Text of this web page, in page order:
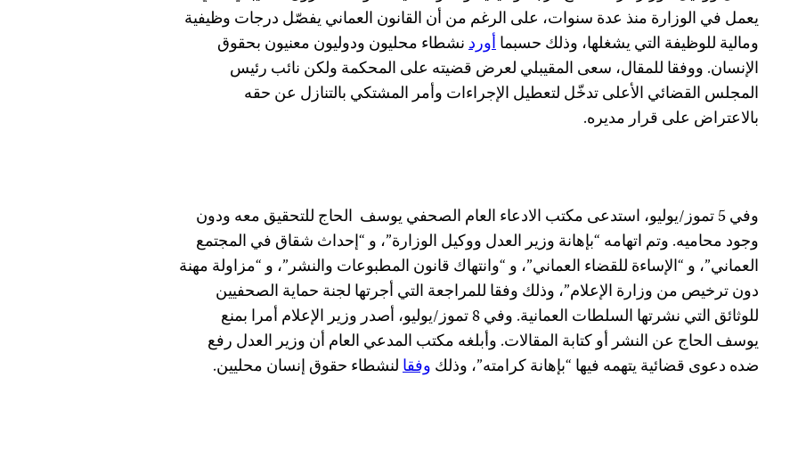
يعمل في الوزارة منذ عدة سنوات، على الرغم من أن القانون العماني يفصّل درجات وظيفية
ومالية للوظيفة التي يشغلها، وذلك حسبماأوردنشطاء محليون ودوليون معنيون بحقوق
الإنسان. ووفقا للمقال، سعى المقيبلي لعرض قضيته على المحكمة ولكن نائب رئيس
المجلس القضائي الأعلى تدخّل لتعطيل الإجراءات وأمر المشتكي بالتنازل عن حقه
بالاعتراض على قرار مديره.
وفي 5 تموز/يوليو، استدعى مكتب الادعاء العام الصحفي يوسف الحاج للتحقيق معه ودون
وجود محاميه. وتم اتهامه “بإهانة وزير العدل ووكيل الوزارة”، و “إحداث شقاق في المجتمع
العماني”، و “الإساءة للقضاء العماني”، و “وانتهاك قانون المطبوعات والنشر”، و “مزاولة مهنة
دون ترخيص من وزارة الإعلام”، وذلك وفقا للمراجعة التي أجرتها لجنة حماية الصحفيين
للوثائق التي نشرتها السلطات العمانية. وفي 8 تموز/يوليو، أصدر وزير الإعلام أمرا بمنع
يوسف الحاج عن النشر أو كتابة المقالات. وأبلغه مكتب المدعي العام أن وزير العدل رفع
ضده دعوى قضائية يتهمه فيها “بإهانة كرامته”، وذلك وفقالنشطاء حقوق إنسان محليين.